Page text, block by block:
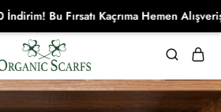
Bu Fırsatı Kaçrıma Hemen Alışverişe